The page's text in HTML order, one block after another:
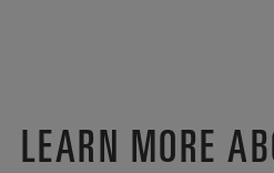
LEARN MORE